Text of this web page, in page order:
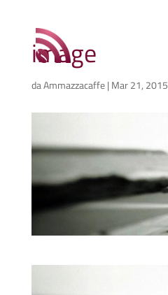
image
daAmmazzacaffe| Mar 21, 2015